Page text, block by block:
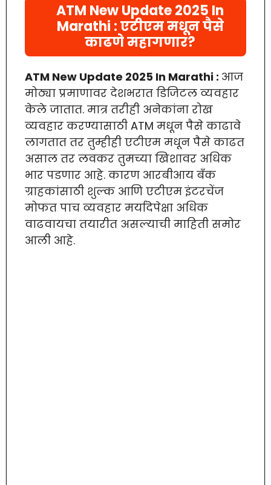
ATM New Update 2025 In
Marathi : एटीएम मधून पैसे
काढणे महागणार?
ATM New Update 2025 In Marathi : आज
मोठ्या प्रमाणावर देशभरात डिजिटल व्यवहार
केले जातात. मात्र तरीही अनेकांना रोख
व्यवहार करण्यासाठी ATM मधून पैसे काढावे
लागतात तर तुम्हीही एटीएम मधून पैसे काढत
असाल तर लवकर तुमच्या खिशावर अधिक
भार पडणार आहे. कारण आरबीआय बँक
ग्राहकांसाठी शुल्क आणि एटीएम इंटरचेंज
मोफत पाच व्यवहार मर्यादेपेक्षा अधिक
वाढवायचा तयारीत असल्याची माहिती समोर
आली आहे.